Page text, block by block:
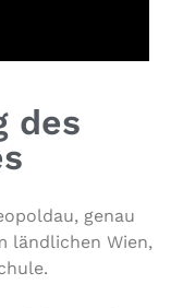
des
genau
länd­li­chen Wien,